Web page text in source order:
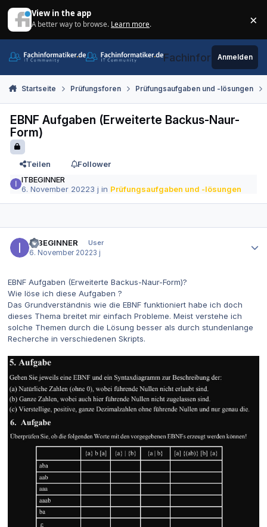
View in the app
A better way to browse. Learn more. ×
Fachinformatiker.de
Anmelden
Startseite Prüfungsforen Prüfungsaufgaben und -lösungen
EBNF Aufgaben (Erweiterte Backus-Naur-
Form)
Teilen
Follower
ITBEGINNER
6. November 20223 j in Prüfungsaufgaben und -lösungen
ITBEGINNER
User
6. November 20223 j
EBNF Aufgaben (Erweiterte Backus-Naur-Form)?
Wie löse ich diese Aufgaben ?
Das Grundverständnis wie die EBNF funktioniert habe ich doch
dieses Thema breitet mir einfach Probleme. Meist verstehe ich
solche Themen durch die Lösung besser als durch stundenlange
Recherche in verschiedenen Skripts.